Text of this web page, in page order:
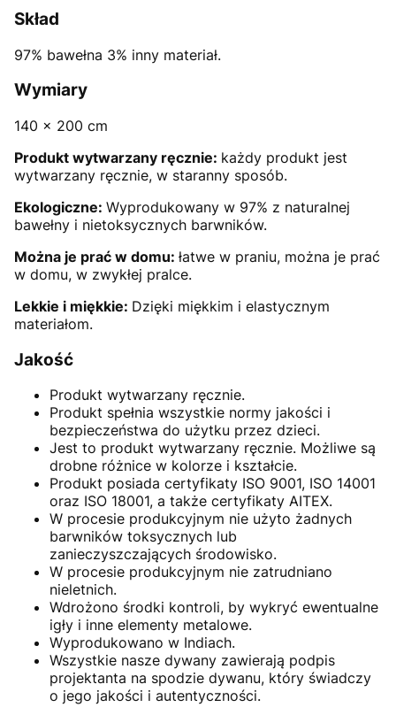
Skład
97% bawełna 3% inny materiał.
Wymiary
140 x 200 cm
Produkt wytwarzany ręcznie: każdy produkt jest
wytwarzany ręcznie, w staranny sposób.
Ekologiczne: Wyprodukowany w 97% z naturalnej
bawełny i nietoksycznych barwników.
Można je prać w domu: łatwe w praniu, można je prać
w domu, w zwykłej pralce.
Lekkie i miękkie: Dzięki miękkim i elastycznym
materiałom.
Jakość
Produkt wytwarzany ręcznie.
Produkt spełnia wszystkie normy jakości i
bezpieczeństwa do użytku przez dzieci.
Jest to produkt wytwarzany ręcznie. Możliwe są
drobne różnice w kolorze i kształcie.
Produkt posiada certyfikaty ISO 9001, ISO 14001
oraz ISO 18001, a także certyfikaty AITEX.
W procesie produkcyjnym nie użyto żadnych
barwników toksycznych lub
zanieczyszczających środowisko.
W procesie produkcyjnym nie zatrudniano
nieletnich.
Wdrożono środki kontroli, by wykryć ewentualne
igły i inne elementy metalowe.
Wyprodukowano w Indiach.
Wszystkie nasze dywany zawierają podpis
projektanta na spodzie dywanu, który świadczy
o jego jakości i autentyczności.